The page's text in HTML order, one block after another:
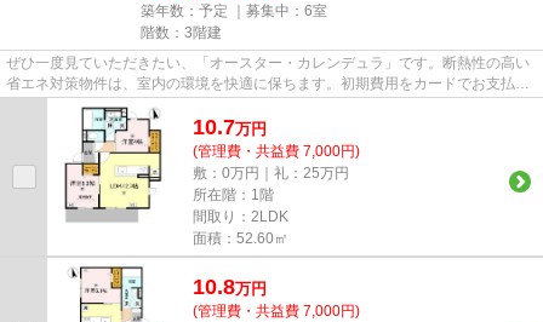
築年数：予定 ｜募集中： 6室
階数：3階建
ぜひ一度見ていただきたい、「オースター・カレンデュラ」です。断熱性の高い
省エネ対策物件は、室内の環境を快適に保ちます。初期費用をカードでお支払い
いただけるので、カードで決...
10.7万円
(管理費・共益費 7,000円)
敷：0万円｜礼：25万円
所在階：1階
間取り：2LDK
面積：52.60㎡
10.8万円
(管理費・共益費 7,000円)